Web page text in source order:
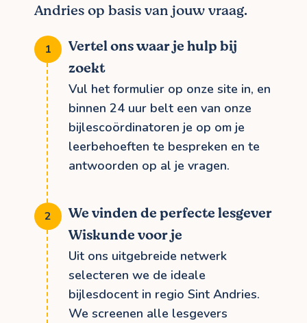
Andries op basis van jouw vraag.
Vertel ons waar je hulp bij
zoekt
Vul het formulier op onze site in, en
binnen 24 uur belt een van onze
bijlescoördinatoren je op om je
leerbehoeften te bespreken en te
antwoorden op al je vragen.
We vinden de perfecte lesgever
Wiskunde voor je
Uit ons uitgebreide netwerk
selecteren we de ideale
bijlesdocent in regio Sint Andries.
We screenen alle lesgevers